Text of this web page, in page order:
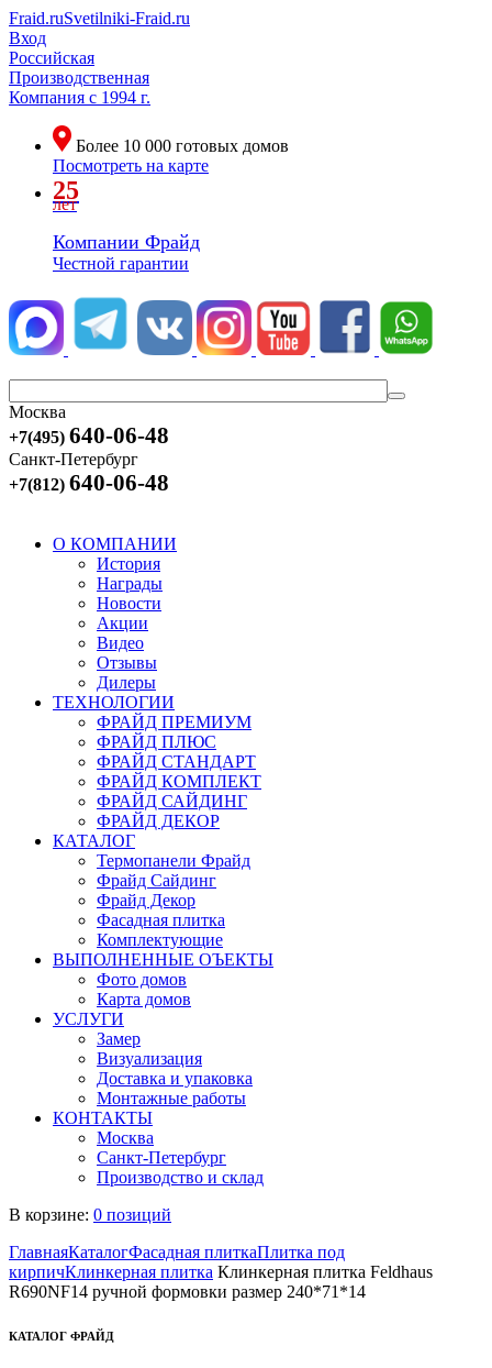
Fraid.ruSvetilniki-Fraid.ru
Вход
Российская
Производственная
Компания с 1994 г.
Более 10 000 готовых домов
Посмотреть на карте
25
лет
Компании Фрайд
Честной гарантии
Москва
+7(495) 640-06-48
Санкт-Петербург
+7(812) 640-06-48
О КОМПАНИИ
История
Награды
Новости
Акции
Видео
Отзывы
Дилеры
ТЕХНОЛОГИИ
ФРАЙД ПРЕМИУМ
ФРАЙД ПЛЮС
ФРАЙД СТАНДАРТ
ФРАЙД КОМПЛЕКТ
ФРАЙД САЙДИНГ
ФРАЙД ДЕКОР
КАТАЛОГ
Термопанели Фрайд
Фрайд Сайдинг
Фрайд Декор
Фасадная плитка
Комплектующие
ВЫПОЛНЕННЫЕ ОЪЕКТЫ
Фото домов
Карта домов
УСЛУГИ
Замер
Визуализация
Доставка и упаковка
Монтажные работы
КОНТАКТЫ
Москва
Санкт-Петербург
Производство и склад
В корзине: 0 позиций
ГлавнаяКаталогФасадная плиткаПлитка под
кирпичКлинкерная плитка Клинкерная плитка Feldhaus
R690NF14 ручной формовки размер 240*71*14
КАТАЛОГ ФРАЙД